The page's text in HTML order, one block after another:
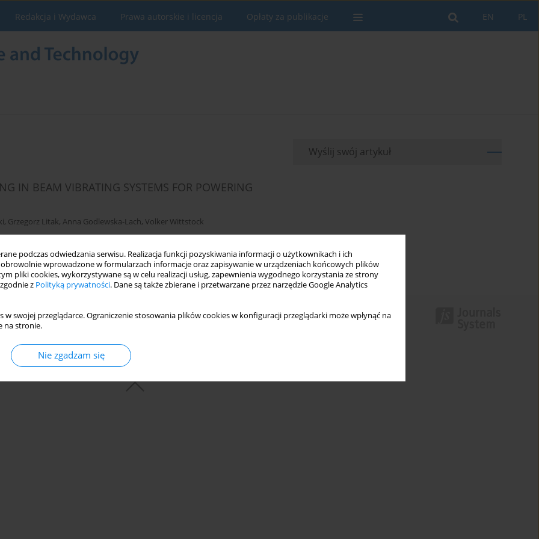
podczas odwiedzania serwisu. Realizacja funkcji pozyskiwania informacji o użytkownikach i ich
wprowadzone w formularzach informacje oraz zapisywanie w urządzeniach końcowych plików
pliki cookies, wykorzystywane są w celu realizacji usług, zapewnienia wygodnego korzystania ze strony
z Polityką prywatności. Dane są także zbierane i przetwarzane przez narzędzie Google Analytics
w swojej przeglądarce. Ograniczenie stosowania plików cookies w konfiguracji przeglądarki może wpłynąć na
na stronie.
Nie zgadzam się
PL
EN
Redakcja i Wydawca Prawa autorskie i licencja Opłaty za publikacje
IN BEAM VIBRATING SYSTEMS FOR POWERING
, Grzegorz Litak, Anna Godlewska-Lach, Volker Wittstock
Statystyki
Wyślij swój artykuł
© 2006-2026 Journal hosting platform by